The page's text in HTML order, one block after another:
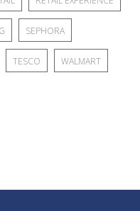
SEPHORA
TESCO WALMART